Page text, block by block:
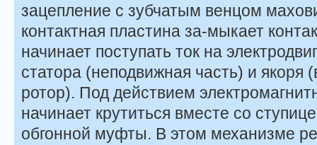
зацепление с зубчатым венцом
контактная пластина за-мыкает
начинает поступать ток на
статора (неподвижная часть) и
ротор). Под действием
начинает крутиться вместе со
обгонной муфты. В этом механизме